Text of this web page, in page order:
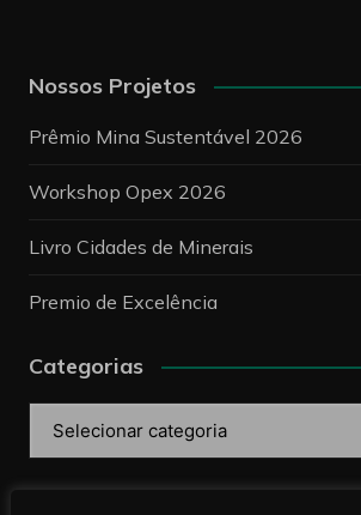
Nossos Projetos
Prêmio Mina Sustentável 2026
Workshop Opex 2026
Livro Cidades de Minerais
Premio de Excelência
Categorias